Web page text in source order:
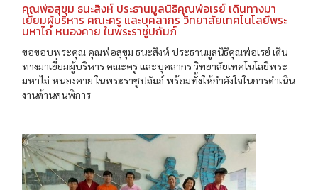
คุณพ่อสุขุม ธนะสิงห์ ประธานมูลนิธิคุณพ่อเรย์ เดินทางมา
เยี่ยมผู้บริหาร คณะครู และบุคลากร วิทยาลัยเทคโนโลยีพระ
มหาไถ่ หนองคาย ในพระราชูปถัมภ์
ขอขอบพระคุณ คุณพ่อสุขุม ธนะสิงห์ ประธานมูลนิธิคุณพ่อเรย์ เดิน
ทางมาเยี่ยมผู้บริหาร คณะครู และบุคลากร วิทยาลัยเทคโนโลยีพระ
มหาไถ่ หนองคาย ในพระราชูปถัมภ์ พร้อมทั้งให้กำลังใจในการดำเนิน
งานด้านคนพิการ